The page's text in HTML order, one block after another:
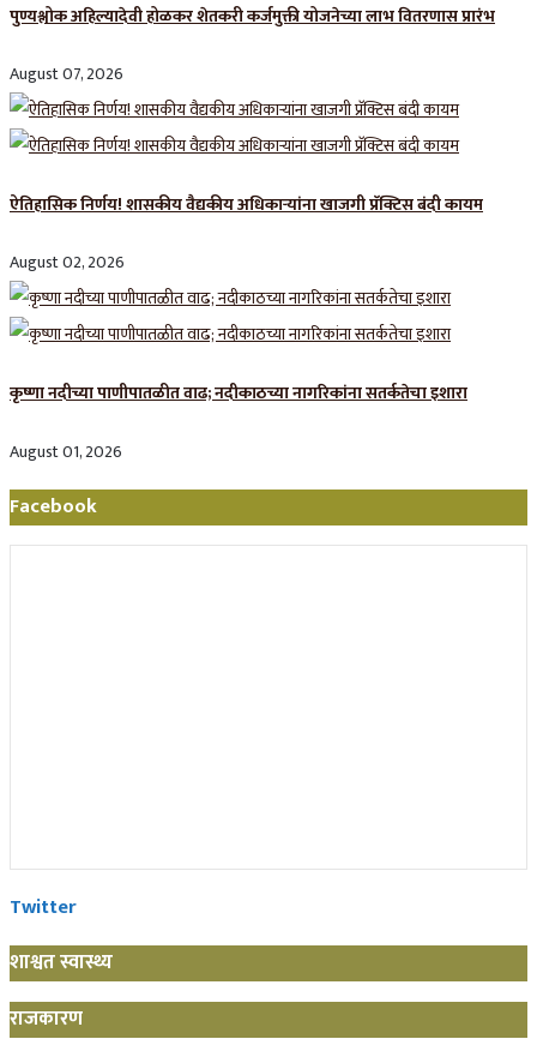
पुण्यश्लोक अहिल्यादेवी होळकर शेतकरी कर्जमुक्ती योजनेच्या लाभ वितरणास प्रारंभ
August 07, 2026
ऐतिहासिक निर्णय! शासकीय वैद्यकीय अधिकाऱ्यांना खाजगी प्रॅक्टिस बंदी कायम
August 02, 2026
कृष्णा नदीच्या पाणीपातळीत वाढ; नदीकाठच्या नागरिकांना सतर्कतेचा इशारा
August 01, 2026
Facebook
Twitter
शाश्वत स्वास्थ्य
राजकारण